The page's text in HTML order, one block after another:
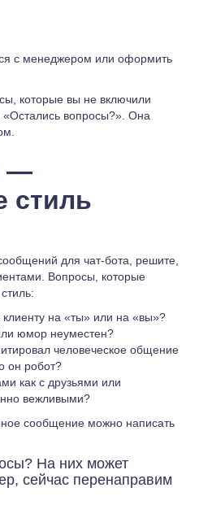
с менеджером или оформить
которые вы не включили
«Остались вопросы?». Она
—
стиль
для чат-бота, решите,
Вопросы, которые
на «ты» или на «вы»?
юмор неуместен?
человеческое общение
он робот?
как с друзьями или
вежливыми?
сообщение можно написать
На них может
сейчас перенаправим